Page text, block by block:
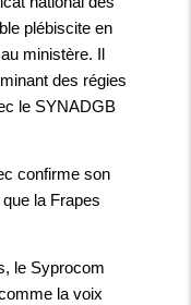
plébiscite en
ministère. Il
des régies
le SYNADGB
confirme son
la Frapes
le Syprocom
la voix